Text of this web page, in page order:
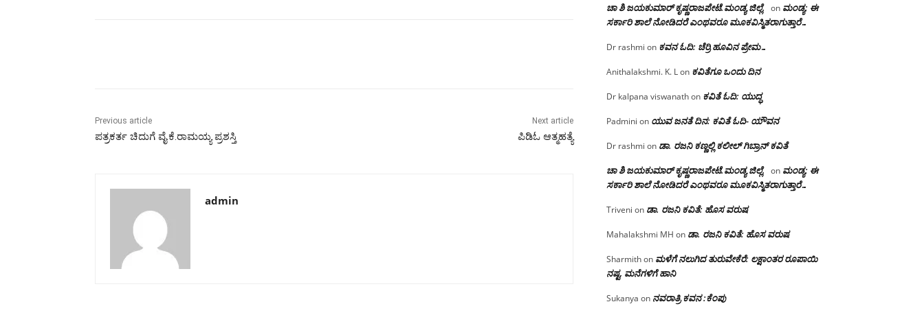
Previous article
ಪತ್ರಕರ್ತ ಚಿದುಗೆ ವೈ.ಕೆ.ರಾಮಯ್ಯ ಪ್ರಶಸ್ತಿ
Next article
ಪಿಡಿಓ ಆತ್ಮಹತ್ಯೆ
admin
ಚಾ ಶಿ ಜಯಕುಮಾರ್ ಕೃಷ್ಣರಾಜಪೇಟೆ.ಮಂಡ್ಯ ಜಿಲ್ಲೆ. on ಮಂಡ್ಯ: ಈ
ಸರ್ಕಾರಿ ಶಾಲೆ ನೋಡಿದರೆ ಎಂಥವರೂ ಮೂಕವಿಸ್ಮಿತರಾಗುತ್ತಾರೆ…
Dr rashmi on ಕವನ ಓದಿ: ಚೆರ್ರಿ ಹೂವಿನ ಪ್ರೇಮ…
Anithalakshmi. K. Lon ಕವಿತೆಗೂ ಒಂದು ದಿನ
Dr kalpana viswanathon ಕವಿತೆ ಓದಿ: ಯುದ್ಧ
Padmini on ಯುವ ಜನತೆ ದಿನ: ಕವಿತೆ ಓದಿ- ಯೌವನ
Dr rashmi on ಡಾ. ರಜನಿ‌ ಕಣ್ಣಲ್ಲಿ ಕಲೀಲ್ ಗಿಬ್ರಾನ್ ಕವಿತೆ
ಚಾ ಶಿ ಜಯಕುಮಾರ್ ಕೃಷ್ಣರಾಜಪೇಟೆ.ಮಂಡ್ಯ ಜಿಲ್ಲೆ. on ಮಂಡ್ಯ: ಈ
ಸರ್ಕಾರಿ ಶಾಲೆ ನೋಡಿದರೆ ಎಂಥವರೂ ಮೂಕವಿಸ್ಮಿತರಾಗುತ್ತಾರೆ…
Triveni on ಡಾ. ರಜನಿ ಕವಿತೆ: ಹೊಸ ವರುಷ
Mahalakshmi MH on ಡಾ. ರಜನಿ ಕವಿತೆ: ಹೊಸ ವರುಷ
Sharmithon ಮಳೆಗೆ ನಲುಗಿದ ತುರುವೇಕೆರೆ: ಲಕ್ಷಾಂತರ ರೂಪಾಯಿ
ನಷ್ಟ, ಮನೆಗಳಿಗೆ ಹಾನಿ
Sukanya on ನವರಾತ್ರಿ ಕವನ :ಕೆಂಪು